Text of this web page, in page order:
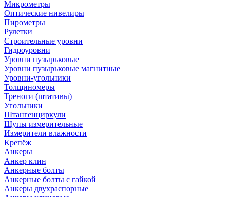
Микрометры
Оптические нивелиры
Пирометры
Рулетки
Строительные уровни
Гидроуровни
Уровни пузырьковые
Уровни пузырьковые магнитные
Уровни-угольники
Толщиномеры
Треноги (штативы)
Угольники
Штангенциркули
Щупы измерительные
Измерители влажности
Крепёж
Анкеры
Анкер клин
Анкерные болты
Анкерные болты с гайкой
Анкеры двухраспорные